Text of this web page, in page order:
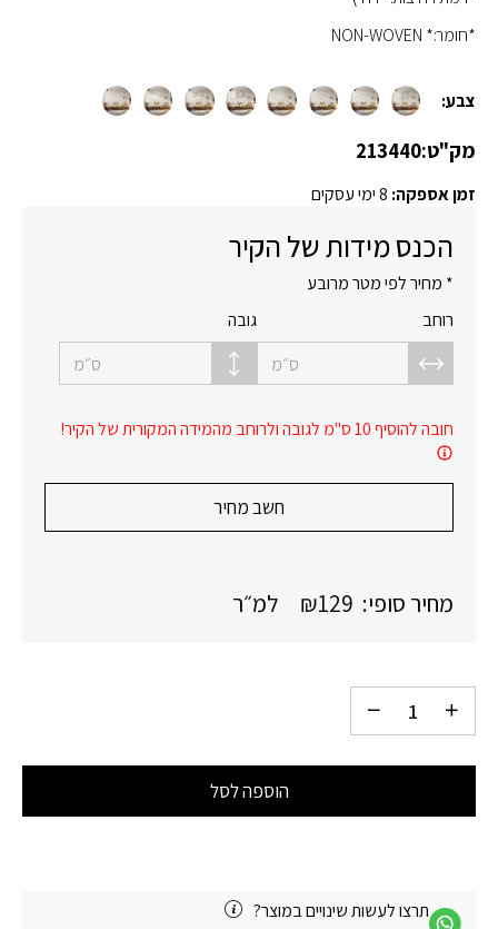
*חומר:* NON-WOVEN
צבע:
מק"ט:213440
זמן אספקה: 8 ימי עסקים
הכנס מידות של הקיר
* מחיר לפי מטר מרובע
רוחב
ס״מ
גובה
ס״מ
חובה להוסיף 10 ס"מ לגובה ולרוחב מהמידה המקורית של הקיר!
חשב מחיר
מחיר סופי: ₪129 למ״ר
הוספה לסל
תרצו לעשות שינויים במוצר?